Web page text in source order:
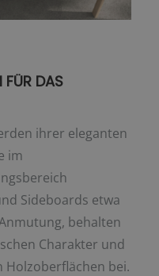
FÜR DAS
ihrer eleganten
im
Sideboards etwa
behalten
Charakter und
Holzoberflächen bei.